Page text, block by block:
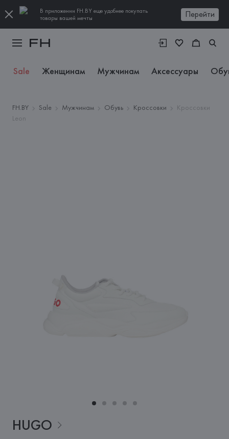
В приложении FH.BY еще удобнее покупать
товары вашей мечты
Перейти
Sale Женщинам Мужчинам Аксессуары
FH.BY Sale Мужчинам Обувь Кроссовки
Кроссовки
Leon
HUGO